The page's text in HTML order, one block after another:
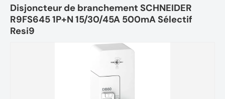
Disjoncteur de branchement SCHNEIDER
R9FS645 1P+N 15/30/45A 500mA Sélectif
Resi9